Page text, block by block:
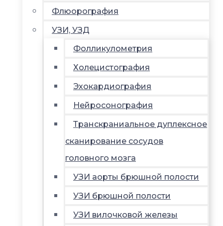
Флюорография
УЗИ, УЗД
Фолликулометрия
Холецистография
Эхокардиография
Нейросонография
Транскраниальное дуплексное
сканирование сосудов
головного мозга
УЗИ аорты брюшной полости
УЗИ брюшной полости
УЗИ вилочковой железы